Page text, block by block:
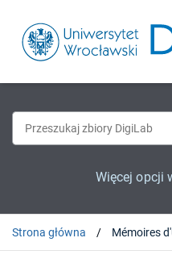
Więcej opcji
Strona główna